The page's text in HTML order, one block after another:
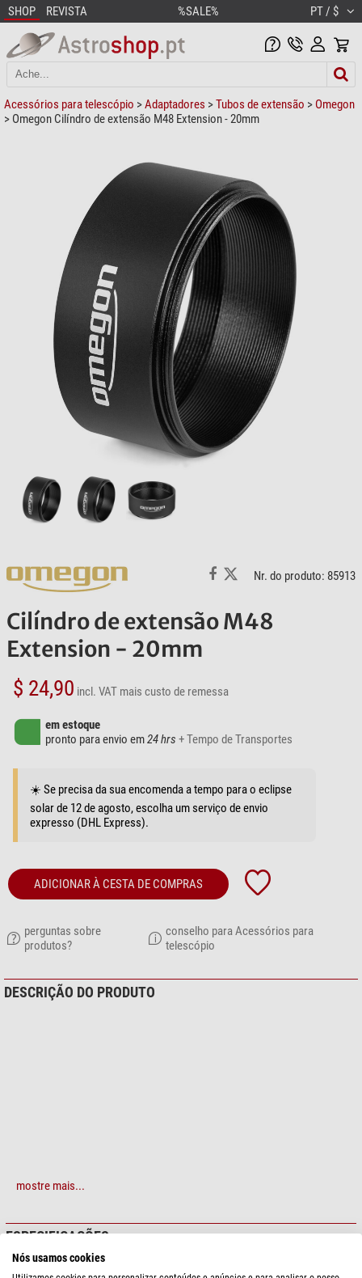
SHOP REVISTA %SALE% PT / $
Acessórios para telescópio >Adaptadores >Tubos de extensão > Omegon
> Omegon Cilíndro de extensão M48 Extension - 20mm
Nr. do produto: 85913
Cilíndro de extensão M48
Extension - 20mm
$ 24,90 incl. VAT mais custo de remessa
em estoque
pronto para envio em24 hrs + Tempo de Transportes
☀️ Se precisa da sua encomenda a tempo para o eclipse
solar de 12 de agosto, escolha um serviço de envio
expresso (DHL Express).
ADICIONAR À CESTA DE COMPRAS
perguntas sobre
produtos?
conselho para Acessórios para
telescópio
DESCRIÇÃO DO PRODUTO
mostre mais...
ESPECIFICAÇÕES
Capacidade
Nós usamos cookies